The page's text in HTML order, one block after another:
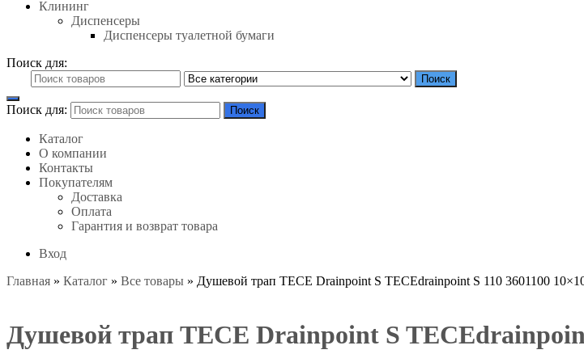
Клининг
Диспенсеры
Диспенсеры туалетной бумаги
Поиск для:
Поиск
Поиск для: Поиск
Каталог
О компании
Контакты
Покупателям
Доставка
Оплата
Гарантия и возврат товара
Вход
Главная » Каталог » Все товары » Душевой трап TECE Drainpoint S TECEdrainpoint S 110 3601100
Душевой трап TECE Drainpoint S